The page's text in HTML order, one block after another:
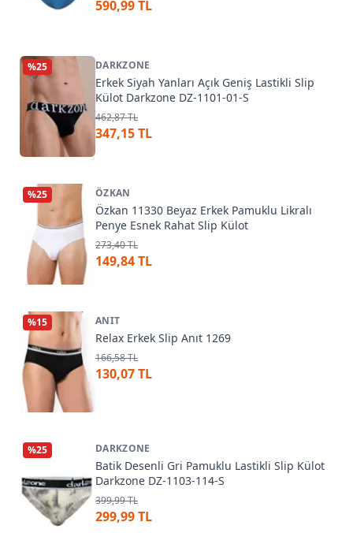
590,99 TL
%25 DARKZONE
Erkek Siyah Yanları Açık Geniş Lastikli Slip
Külot Darkzone DZ-1101-01-S
462,87 TL
347,15 TL
%25 ÖZKAN
Özkan 11330 Beyaz Erkek Pamuklu Likralı
Penye Esnek Rahat Slip Külot
273,40 TL
149,84 TL
%15 ANIT
Relax Erkek Slip Anıt 1269
166,58 TL
130,07 TL
%25 DARKZONE
Batik Desenli Gri Pamuklu Lastikli Slip Külot
Darkzone DZ-1103-114-S
399,99 TL
299,99 TL